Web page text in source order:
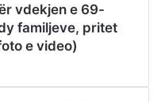
vdekjen e 69-
familjeve, pritet
e video)